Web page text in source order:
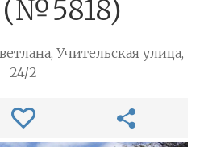
Учительская улица,
24/2